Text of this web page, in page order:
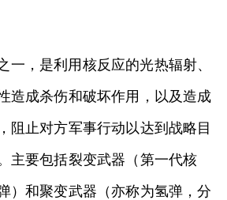
一，是利用核反应的光热辐射、
造成杀伤和破坏作用，以及造成
阻止对方军事行动以达到战略目
主要包括裂变武器（第一代核
）和聚变武器（亦称为氢弹，分